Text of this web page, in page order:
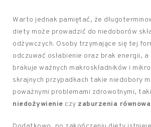
Warto jednak pamiętać, że
diety może prowadzić do niedoborów
odżywczych. Osoby trzymające się tej
odczuwać osłabienie oraz brak energii,
brakuje ważnych makroskładników i
skrajnych przypadkach takie niedobory
poważnymi problemami zdrowotnymi,
niedożywienie czy zaburzenia